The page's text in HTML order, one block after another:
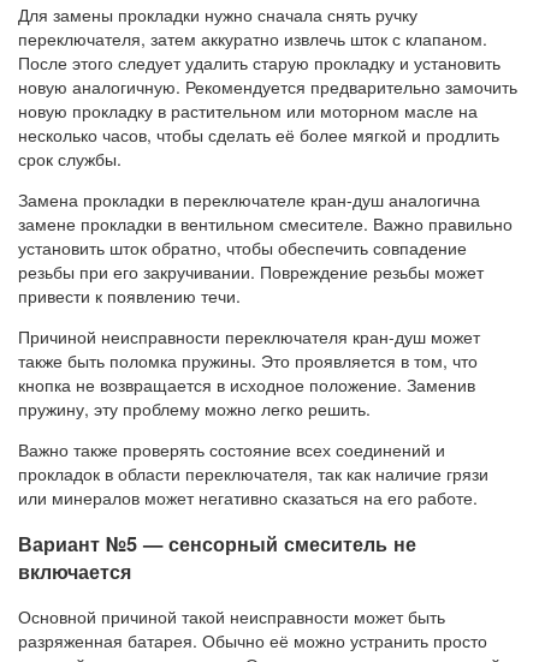
Для замены прокладки нужно сначала снять ручку
переключателя, затем аккуратно извлечь шток с клапаном.
После этого следует удалить старую прокладку и установить
новую аналогичную. Рекомендуется предварительно замочить
новую прокладку в растительном или моторном масле на
несколько часов, чтобы сделать её более мягкой и продлить
срок службы.
Замена прокладки в переключателе кран-душ аналогична
замене прокладки в вентильном смесителе. Важно правильно
установить шток обратно, чтобы обеспечить совпадение
резьбы при его закручивании. Повреждение резьбы может
привести к появлению течи.
Причиной неисправности переключателя кран-душ может
также быть поломка пружины. Это проявляется в том, что
кнопка не возвращается в исходное положение. Заменив
пружину, эту проблему можно легко решить.
Важно также проверять состояние всех соединений и
прокладок в области переключателя, так как наличие грязи
или минералов может негативно сказаться на его работе.
Вариант №5 — сенсорный смеситель не
включается
Основной причиной такой неисправности может быть
разряженная батарея. Обычно её можно устранить просто